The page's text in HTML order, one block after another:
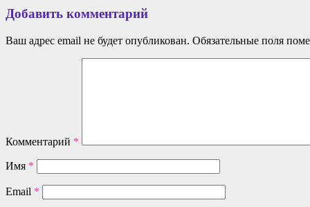
Добавить комментарий
Ваш адрес email не будет опубликован. Обязательные поля
Комментарий *
Имя *
Email *